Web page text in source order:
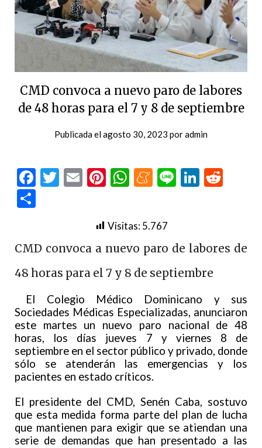
CMD convoca a nuevo paro de labores
de 48 horas para el 7 y 8 de septiembre
Publicada elagosto 30, 2023 poradmin
Facebook
Twitter
EmailPinterest
WhatsApp
Meneame
Line
Visitas:5.767
CMD convoca a nuevo paro de labores de
48 horas para el 7 y 8 de septiembre
El Colegio Médico Dominicano y sus
Sociedades Médicas Especializadas, anunciaron
este martes un nuevo paro nacional de 48
horas, los días jueves 7 y viernes 8 de
septiembre en el sector público y privado, donde
sólo se atenderán las emergencias y los
pacientes en estado críticos.
El presidente del CMD, Senén Caba, sostuvo
que esta medida forma parte del plan de lucha
que mantienen para exigir que se atiendan una
serie de demandas que han presentado a las